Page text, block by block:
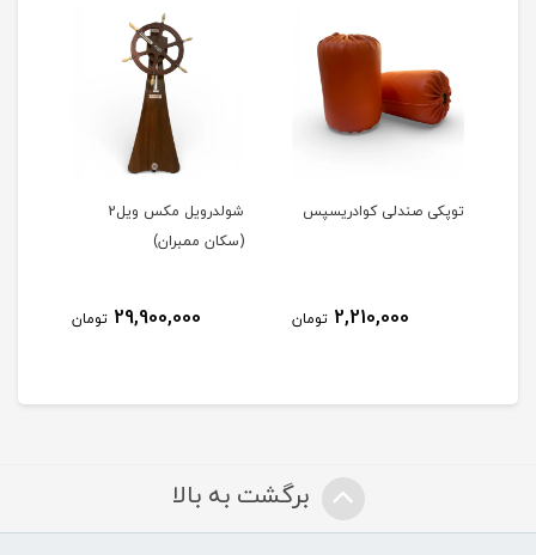
توپکی صندلی کوادریسپس
2,210,000 تومان
شولدرویل مکس ویل2
(سکان ممبران)
29,900,000 تومان
برگشت به بالا